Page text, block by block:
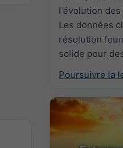
l'évolution
Les données
résolution
solide pour
Poursuivre la